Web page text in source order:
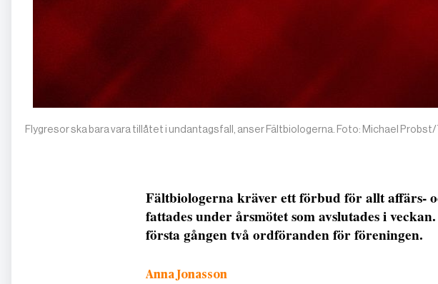
Flygresor ska bara vara tillåtet i undantagsfall, anser Fältbiologerna. Foto: Michael
Fältbiologerna kräver ett förbud för allt affärs-
fattades under årsmötet som avslutades i
första gången två ordföranden för föreningen.
Anna Jonasson